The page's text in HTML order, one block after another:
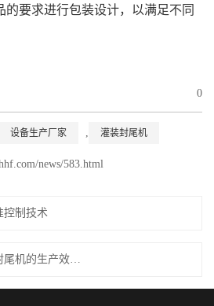
的要求进行包装设计，以满足不同
0
设备生产厂家 灌装封尾机
news/583.html
控制技术